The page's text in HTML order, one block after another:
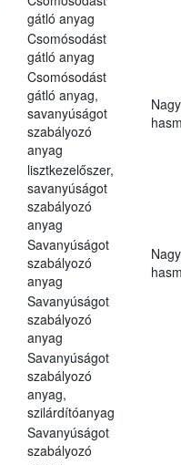
gátló anyag
Csomósodást
gátló anyag
Csomósodást
gátló anyag,
savanyúságot
szabályozó
anyag
lisztkezelőszer,
savanyúságot
szabályozó
anyag
Savanyúságot
szabályozó
anyag
Savanyúságot
szabályozó
anyag
Savanyúságot
szabályozó
anyag,
szilárdítóanyag
Savanyúságot
szabályozó